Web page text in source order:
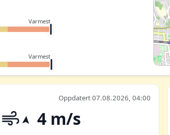
Varmest
Varmest
Oppdatert 07.08.2026, 04:00
4 m/s